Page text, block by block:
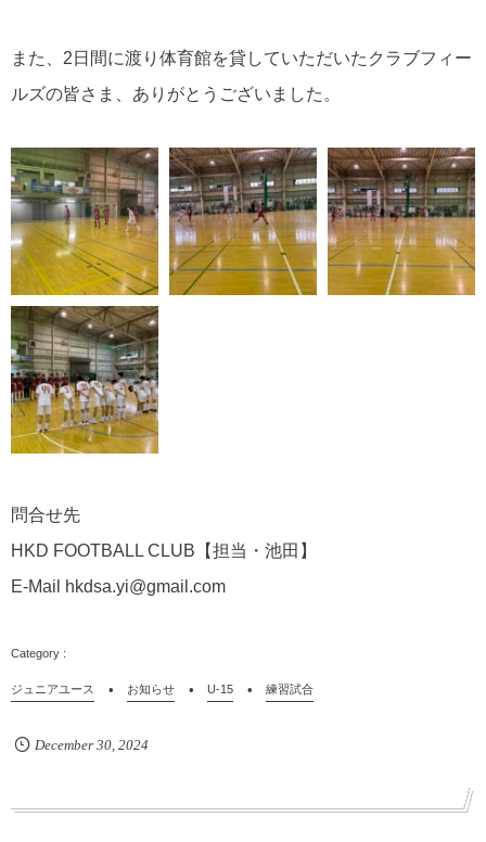
また、2日間に渡り体育館を貸していただいたクラブフィー
ルズの皆さま、ありがとうございました。
問合せ先
HKD FOOTBALL CLUB【担当・池田】
E-Mail hkdsa.yi@gmail.com
ジュニアユース お知らせ U-15 練習試合
December 30, 2024